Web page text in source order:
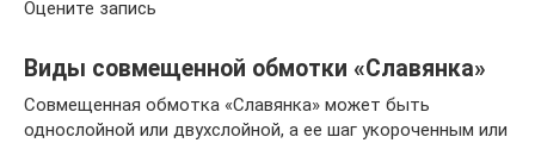
Оцените запись
Виды совмещенной обмотки «Славянка»
Совмещенная обмотка «Славянка» может быть
однослойной или двухслойной, а ее шаг укороченным или